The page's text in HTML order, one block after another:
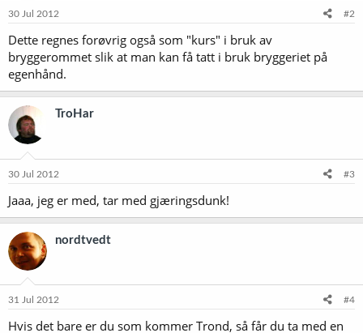
30 Jul 2012 #2
Dette regnes forøvrig også som "kurs" i bruk av
bryggerommet slik at man kan få tatt i bruk bryggeriet på
egenhånd.
TroHar
30 Jul 2012 #3
Jaaa, jeg er med, tar med gjæringsdunk!
nordtvedt
31 Jul 2012 #4
Hvis det bare er du som kommer Trond, så får du ta med en